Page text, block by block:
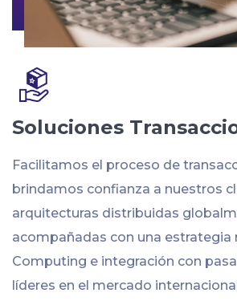
Soluciones
Facilitamos el proceso de
brindamos confianza a nuestros
arquitecturas distribuidas
acompañadas con una estrategia
Computing e integración con
líderes en el mercado